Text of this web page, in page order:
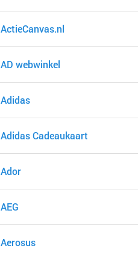
ActieCanvas.nl
AD webwinkel
Adidas
Adidas Cadeaukaart
Ador
AEG
Aerosus